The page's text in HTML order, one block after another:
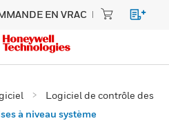
EN VRAC
Logiciel de contrôle des
à niveau système